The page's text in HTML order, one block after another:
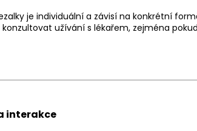
je individuální a závisí na konkrétní
užívání s lékařem, zejména
interakce